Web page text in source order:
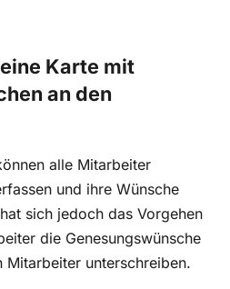
Karte mit
an den
alle Mitarbeiter
und ihre Wünsche
sich jedoch das Vorgehen
die Genesungswünsche
unterschreiben.